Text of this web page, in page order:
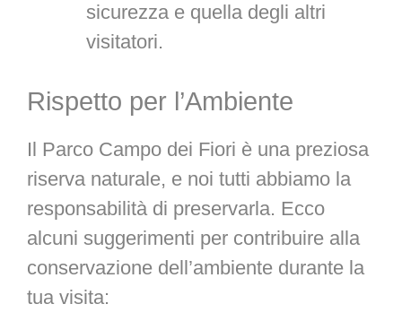
sicurezza e quella degli altri
visitatori.
Rispetto per l’Ambiente
Il Parco Campo dei Fiori è una preziosa
riserva naturale, e noi tutti abbiamo la
responsabilità di preservarla. Ecco
alcuni suggerimenti per contribuire alla
conservazione dell’ambiente durante la
tua visita: